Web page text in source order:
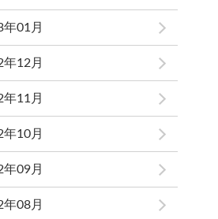
年01月
年12月
年11月
年10月
年09月
年08月